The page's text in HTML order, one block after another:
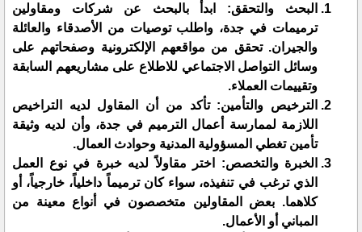
البحث والتحقق: ابدأ بالبحث عن شركات ومقاولين
ترميمات في جدة، واطلب توصيات من الأصدقاء والعائلة
والجيران. تحقق من مواقعهم الإلكترونية وصفحاتهم على
وسائل التواصل الاجتماعي للاطلاع على مشاريعهم السابقة
وتقييمات العملاء.
الترخيص والتأمين: تأكد من أن المقاول لديه التراخيص
اللازمة لممارسة أعمال الترميم في جدة، وأن لديه وثيقة
تأمين تغطي المسؤولية المدنية وحوادث العمال.
الخبرة والتخصص: اختر مقاولاً لديه خبرة في نوع العمل
الذي ترغب في تنفيذه، سواء كان ترميماً داخلياً، خارجياً، أو
كلاهما. بعض المقاولين متخصصون في أنواع معينة من
المباني أو الأعمال.